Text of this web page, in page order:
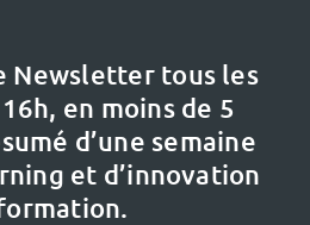
Newsletter tous les
en moins de 5
d’une semaine
et d’innovation